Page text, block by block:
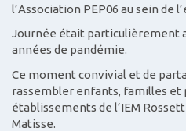
l’Association PEP06 au sein de
Journée était particulièrement
années de pandémie.
Ce moment convivial et de
rassembler enfants, familles et
établissements de l’IEM
Matisse.